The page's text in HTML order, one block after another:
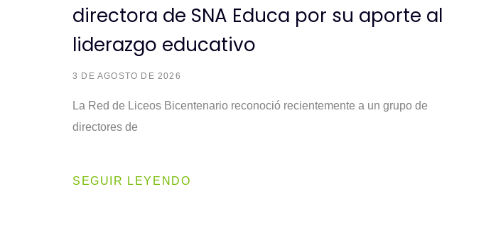
directora de SNA Educa por su aporte al
liderazgo educativo
3 DE AGOSTO DE 2026
La Red de Liceos Bicentenario reconoció recientemente a un grupo de
directores de
SEGUIR LEYENDO